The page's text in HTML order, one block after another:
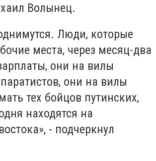
Волынец.
Люди, которые
места, через месяц-два
они на вилы
они на вилы
тех бойцов путинских,
находятся на
- подчеркнул